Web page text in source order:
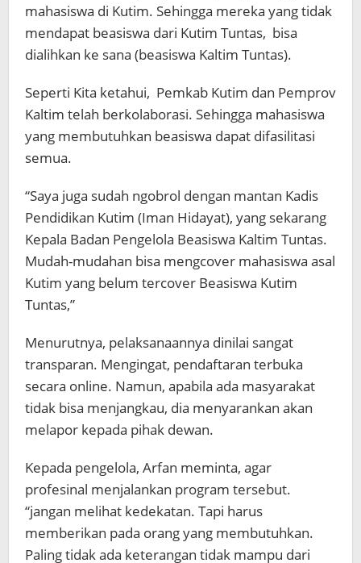
mahasiswa di Kutim. Sehingga mereka yang tidak
mendapat beasiswa dari Kutim Tuntas, bisa
dialihkan ke sana (beasiswa Kaltim Tuntas).
Seperti Kita ketahui, Pemkab Kutim dan Pemprov
Kaltim telah berkolaborasi. Sehingga mahasiswa
yang membutuhkan beasiswa dapat difasilitasi
semua.
“Saya juga sudah ngobrol dengan mantan Kadis
Pendidikan Kutim (Iman Hidayat), yang sekarang
Kepala Badan Pengelola Beasiswa Kaltim Tuntas.
Mudah-mudahan bisa mengcover mahasiswa asal
Kutim yang belum tercover Beasiswa Kutim
Tuntas,”
Menurutnya, pelaksanaannya dinilai sangat
transparan. Mengingat, pendaftaran terbuka
secara online. Namun, apabila ada masyarakat
tidak bisa menjangkau, dia menyarankan akan
melapor kepada pihak dewan.
Kepada pengelola, Arfan meminta, agar
profesinal menjalankan program tersebut.
“jangan melihat kedekatan. Tapi harus
memberikan pada orang yang membutuhkan.
Paling tidak ada keterangan tidak mampu dari